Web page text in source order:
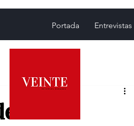
Portada Entrevistas